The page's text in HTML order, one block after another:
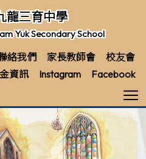
龍三育中學
Yuk Secondary School
絡我們 家長教師會
校友會
資訊
Instagram Facebook